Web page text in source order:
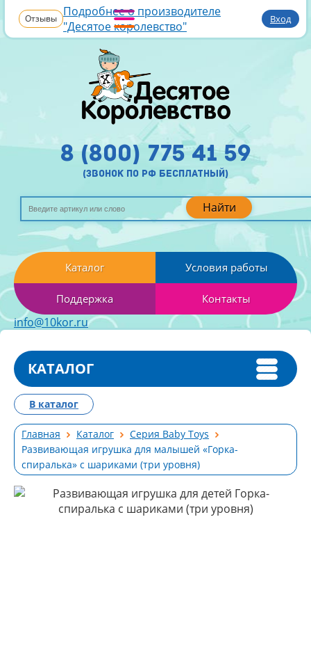
Отзывы Подробнее о производителе
"Десятое королевство"
Вход
Найти
8 (800) 775 41 59
(звонок по рф бесплатный)
Каталог Условия работы
Поддержка Контакты
info@10kor.ru
КАТАЛОГ
Главная Каталог
Серия Baby Toys
Развивающая игрушка для малышей «Горка-
спиралька» с шариками (три уровня)
В каталог